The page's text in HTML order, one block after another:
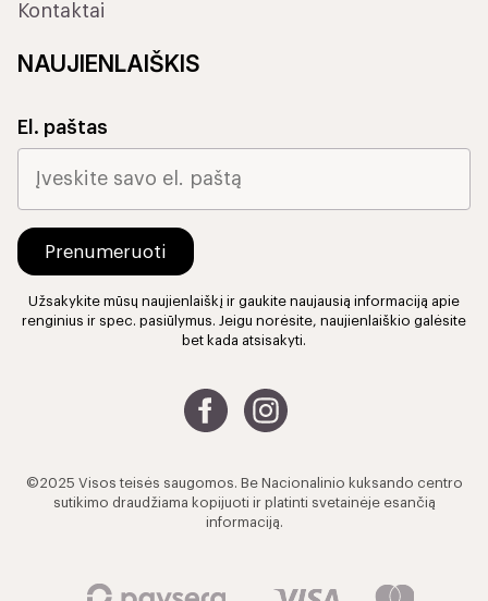
Kontaktai
NAUJIENLAIŠKIS
El. paštas
Užsakykite mūsų naujienlaiškį ir gaukite naujausią informaciją apie
renginius ir spec. pasiūlymus. Jeigu norėsite, naujienlaiškio galėsite
bet kada atsisakyti.
©2025 Visos teisės saugomos. Be Nacionalinio kuksando centro
sutikimo draudžiama kopijuoti ir platinti svetainėje esančią
informaciją.